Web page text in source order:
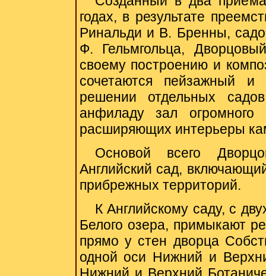
годах, в результате
Ринальди и В. Бренны,
Ф. Гельмгольца,
своему построению и
сочетаются пейзажный
решении отдельных
анфиладу зал
расширяющих интерьеры
Основой всего
Английский сад,
прибрежных территорий.
К Английскому саду, с
Белого озера, примыкают
прямо у стен дворца
одной оси Нижний и